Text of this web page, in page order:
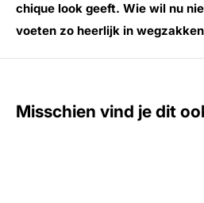
chique look geeft. Wie wil nu
voeten zo heerlijk in
Misschien vind je dit